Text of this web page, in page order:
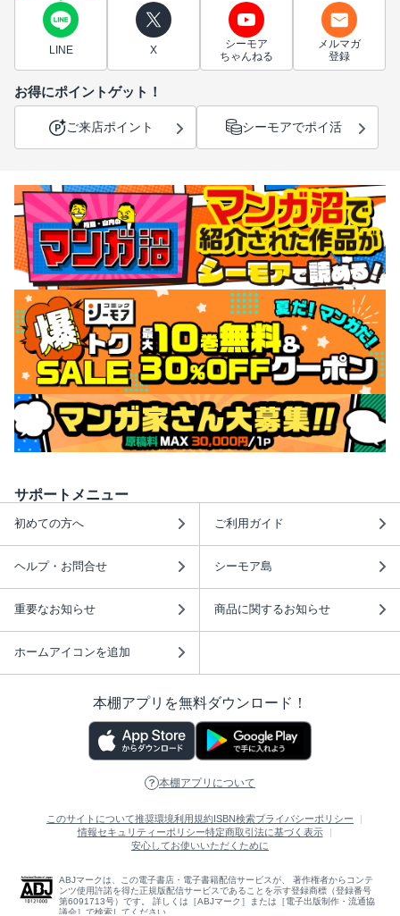
LINE X
シーモア
ちゃんねる
メルマガ
登録
お得にポイントゲット！
ご来店ポイント シーモアでポイ活
サポートメニュー
初めての方へ ご利用ガイド
ヘルプ・お問合せ シーモア島
重要なお知らせ 商品に関するお知らせ
ホームアイコンを追加
本棚アプリを無料ダウンロード！
本棚アプリについて
このサイトについて推奨環境利用規約ISBN検索プライバシーポリシー
情報セキュリティーポリシー特定商取引法に基づく表示
安心してお使いいただくために
ABJマークは、この電子書店・電子書籍配信サービスが、 著作権者からコンテ
ンツ使用許諾を得た正規版配信サービスであることを示す登録商標（登録番号
第6091713号）です。 詳しくは［ABJマーク］または［電子出版制作・流通協
議会］で検索してください。